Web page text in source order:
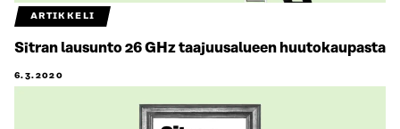
ARTIKKELI
Sitran lausunto 26 GHz taajuusalueen huutokaupasta
6.3.2020